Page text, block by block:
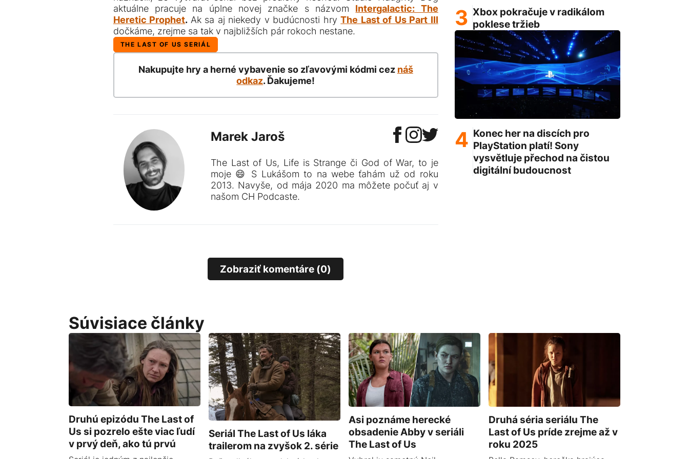
aktuálne pracuje na úplne novej značke s názvom Intergalactic: The
Heretic Prophet. Ak sa aj niekedy v budúcnosti hryThe Last of Us Part III
dočkáme, zrejme sa tak v najbližších pár rokoch nestane.
THE LAST OF US SERIÁL
Nakupujte hry a herné vybavenie so zľavovými kódmi cez náš
odkaz. Ďakujeme!
Marek Jaroš
The Last of Us, Life is Strange či God of War, to je
moje 😄 S Lukášom to na webe ťahám už od roku
2013. Navyše, od mája 2020 ma môžete počuť aj v
našom CH Podcaste.
Zobraziť komentáre (0)
Súvisiace články
Druhú epizódu The Last of
Us si pozrelo ešte viac ľudí
v prvý deň, ako tú prvú
Seriál The Last of Us láka
trailerom na zvyšok 2. série
Asi poznáme herecké
obsadenie Abby v seriáli
The Last of Us
Druhá séria seriálu The
Last of Us príde zrejme až v
roku 2025
Xbox pokračuje v radikálom
poklese tržieb
Konec her na discích pro
PlayStation platí! Sony
vysvětluje přechod na čistou
digitální budoucnost